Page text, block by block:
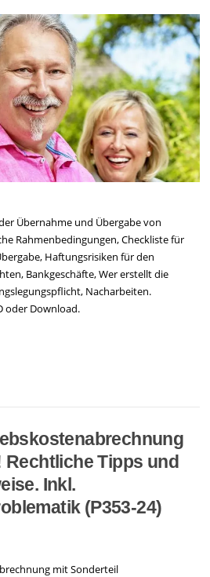
Übernahme und Übergabe von
Rahmenbedingungen, Checkliste für
Haftungsrisiken für den
Bankgeschäfte, Wer erstellt die
Nacharbeiten.
oder Download.
Tipps und
Inkl.
(P353-24)
mit Sonderteil